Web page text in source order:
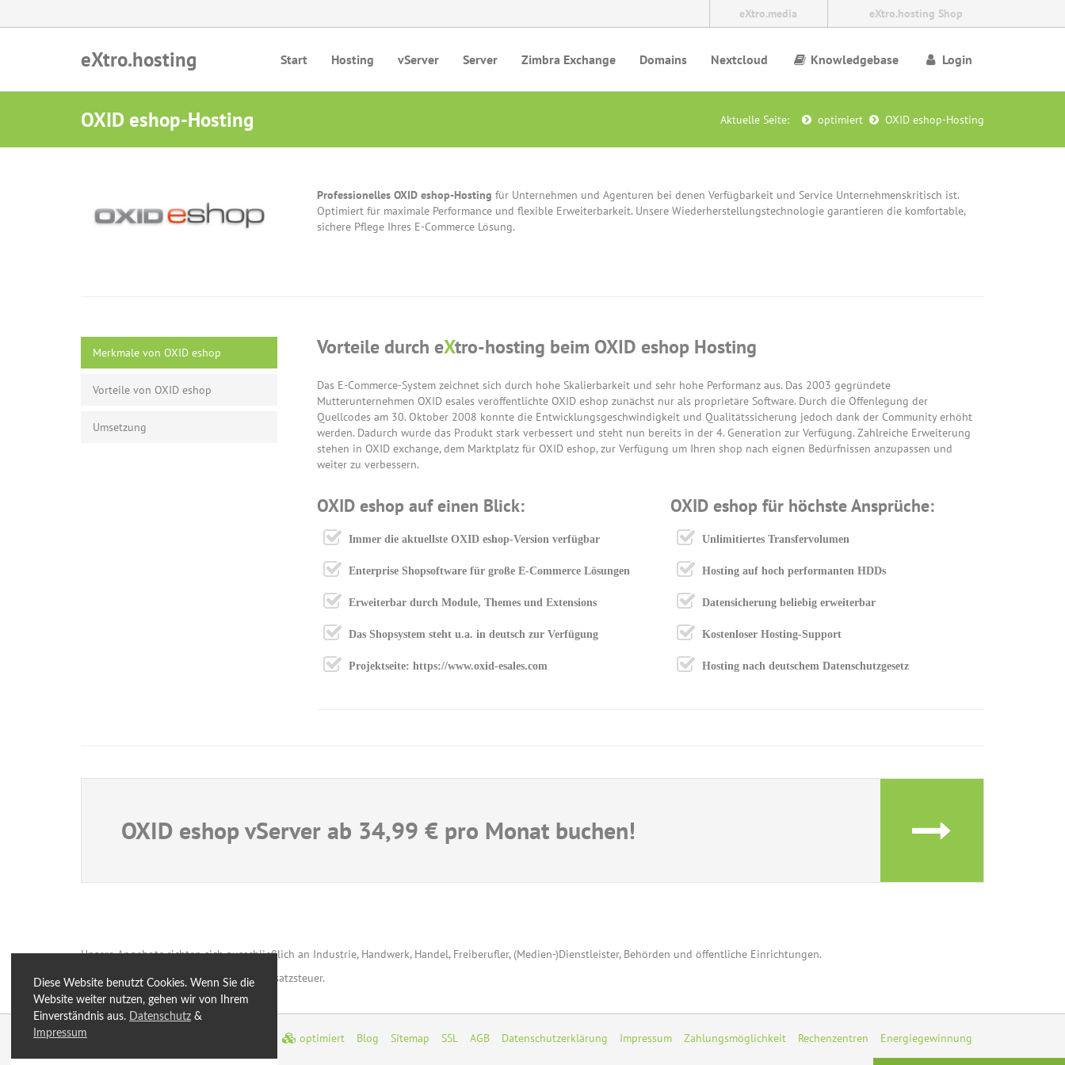
Diese Website benutzt Cookies. Wenn Sie die
Website weiter nutzen, gehen wir von Ihrem
Einverständnis aus. Datenschutz &
Impressum
eXtro.media eXtro.hosting Shop
eXtro.hosting Start Hosting vServer Server Zimbra Exchange Domains Nextcloud Knowledgebase Login
OXID eshop-Hosting Aktuelle Seite: optimiert OXID eshop-Hosting
Professionelles OXID eshop-Hosting für Unternehmen und Agenturen bei denen Verfügbarkeit und Service Unternehmenskritisch ist.
Optimiert für maximale Performance und flexible Erweiterbarkeit. Unsere Wiederherstellungstechnologie garantieren die komfortable,
sichere Pflege Ihres E-Commerce Lösung.
Merkmale von OXID eshop
Vorteile von OXID eshop
Umsetzung
Vorteile durch eXtro-hosting beim OXID eshop Hosting
Das E-Commerce-System zeichnet sich durch hohe Skalierbarkeit und sehr hohe Performanz aus. Das 2003 gegründete
Mutterunternehmen OXID esales veröffentlichte OXID eshop zunächst nur als proprietäre Software. Durch die Offenlegung der
Quellcodes am 30. Oktober 2008 konnte die Entwicklungsgeschwindigkeit und Qualitätssicherung jedoch dank der Community erhöht
werden. Dadurch wurde das Produkt stark verbessert und steht nun bereits in der 4. Generation zur Verfügung. Zahlreiche Erweiterung
stehen in OXID exchange, dem Marktplatz für OXID eshop, zur Verfügung um Ihren shop nach eignen Bedürfnissen anzupassen und
weiter zu verbessern.
OXID eshop auf einen Blick:
Immer die aktuellste OXID eshop-Version verfügbar
Enterprise Shopsoftware für große E-Commerce Lösungen
Erweiterbar durch Module, Themes und Extensions
Das Shopsystem steht u.a. in deutsch zur Verfügung
Projektseite: https://www.oxid-esales.com
OXID eshop für höchste Ansprüche:
Unlimitiertes Transfervolumen
Hosting auf hoch performanten HDDs
Datensicherung beliebig erweiterbar
Kostenloser Hosting-Support
Hosting nach deutschem Datenschutzgesetz
OXID eshop vServer ab 34,99 € pro Monat buchen!
Unsere Angebote richten sich ausschließlich an Industrie, Handwerk, Handel, Freiberufler, (Medien-)Dienstleister, Behörden und öffentliche Einrichtungen.
Alle Preise verstehen sich inkl. 19 % Umsatzsteuer.
© 2026 by
optimiert Blog Sitemap SSL AGB Datenschutzerklärung Impressum Zahlungsmöglichkeit Rechenzentren Energiegewinnung